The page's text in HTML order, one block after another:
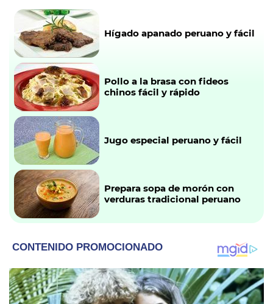
Hígado apanado peruano y fácil
Pollo a la brasa con fideos
chinos fácil y rápido
Jugo especial peruano y fácil
Prepara sopa de morón con
verduras tradicional peruano